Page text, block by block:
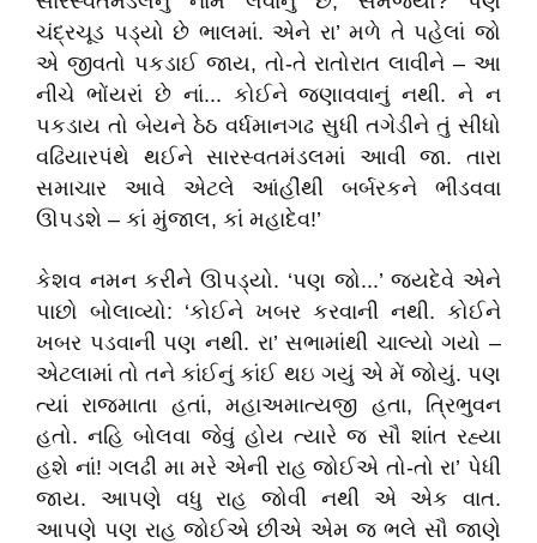
ચંદ્રચૂડ પડ્યો છે ભાલમાં. એને રા’ મળે તે પહેલાં જો
એ જીવતો પકડાઈ જાય, તો-તે રાતોરાત લાવીને – આ
નીચે ભોંયરાં છે નાં... કોઈને જણાવવાનું નથી. ને ન
પકડાય તો બેયને ઠેઠ વર્ધમાનગઢ સુધી તગેડીને તું સીધો
વઢિયારપંથે થઈને સારસ્વતમંડલમાં આવી જા. તારા
સમાચાર આવે એટલે આંહીંથી બર્બરકને ભીડવવા
ઊપડશે – કાં મુંજાલ, કાં મહાદેવ!’
કેશવ નમન કરીને ઊપડ્યો. ‘પણ જો...’ જયદેવે એને
પાછો બોલાવ્યો: ‘કોઈને ખબર કરવાની નથી. કોઈને
ખબર પડવાની પણ નથી. રા’ સભામાંથી ચાલ્યો ગયો –
એટલામાં તો તને કાંઈનું કાંઈ થઇ ગયું એ મેં જોયું. પણ
ત્યાં રાજમાતા હતાં, મહાઅમાત્યજી હતા, ત્રિભુવન
હતો. નહિ બોલવા જેવું હોય ત્યારે જ સૌ શાંત રહ્યા
હશે નાં! ગલઢી મા મરે એની રાહ જોઈએ તો-તો રા’ પેધી
જાય. આપણે વધુ રાહ જોવી નથી એ એક વાત.
આપણે પણ રાહ જોઈએ છીએ એમ જ ભલે સૌ જાણે